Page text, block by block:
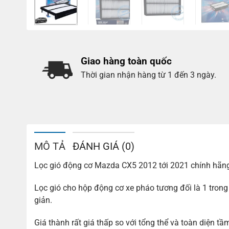
Giao hàng toàn quốc
Thời gian nhận hàng từ 1 đến 3 ngày.
MÔ TẢ ĐÁNH GIÁ (0)
Lọc gió động cơ Mazda CX5 2012 tới 2021 chính
Lọc gió cho hộp động cơ xe pháo tương đối là 1
giản.
Giá thành rất giá thấp so với tổng thể và toàn diện